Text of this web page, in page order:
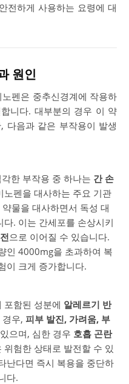
전하게 사용하는 요령에 대
원인
펜은 중추신경계에 작용하
니다. 대부분의 경우 이 약
다음과 같은 부작용이 발생
한 부작용 중 하나는 간 손
펜을 대사하는 주요 기관
물을 대사하면서 독성 대
. 이는 간세포를 손상시키
으로 이어질 수 있습니다.
인 4000mg을 초과하여 복
이 크게 증가합니다.
포함된 성분에 알레르기 반
우, 피부 발진, 가려움, 부
으며, 심한 경우 호흡 곤란
위험한 상태로 발전할 수 있
난다면 즉시 복용을 중단하
다.